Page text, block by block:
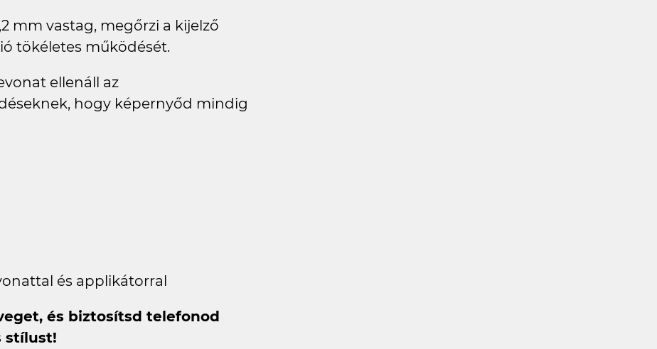
mm vastag, megőrzi a kijelző
tökéletes működését.
ellenáll az
hogy képernyőd mindig
és applikátorral
és biztosítsd telefonod
stílust!